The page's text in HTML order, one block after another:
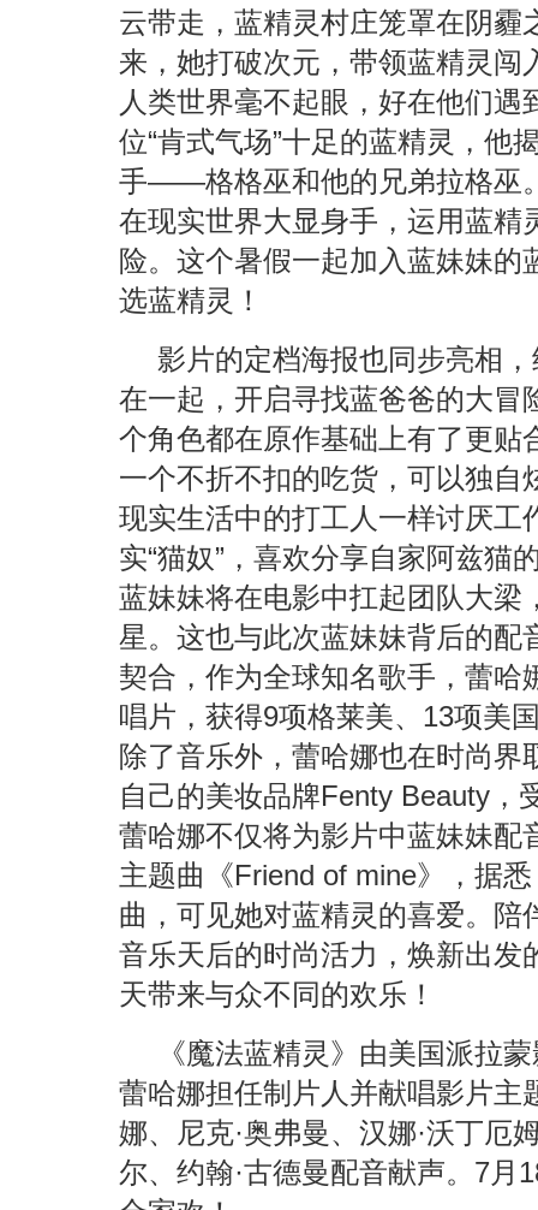
云带走，蓝精灵村庄笼罩在阴霾
来，她打破次元，带领蓝精灵闯
人类世界毫不起眼，好在他们
位“肯式气场”十足的蓝精灵，他
手——格格巫和他的兄弟拉格巫
在现实世界大显身手，运用蓝精
险。这个暑假一起加入蓝妹妹
选蓝精灵！
影片的定档海报也同步亮相
在一起，开启寻找蓝爸爸的大冒
个角色都在原作基础上有了更贴
一个不折不扣的吃货，可以独自
现实生活中的打工人一样讨厌工
实“猫奴”，喜欢分享自家阿兹猫
蓝妹妹将在电影中扛起团队大梁
星。这也与此次蓝妹妹背后的配
契合，作为全球知名歌手，蕾哈
唱片，获得9项格莱美、13项美
除了音乐外，蕾哈娜也在时尚
自己的美妆品牌Fenty Beauty，
蕾哈娜不仅将为影片中蓝妹妹配
主题曲《Friend of mine》，据
曲，可见她对蓝精灵的喜爱。陪
音乐天后的时尚活力，焕新出发
天带来与众不同的欢乐！
《魔法蓝精灵》由美国派拉
蕾哈娜担任制片人并献唱影片主
娜、尼克·奥弗曼、汉娜·沃丁厄
尔、约翰·古德曼配音献声。7月